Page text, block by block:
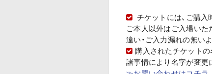
チケットには、ご購
ご本人以外はご入場いた
違い・ご入力漏れの無い
購入されたチケットの
諸事情により名字が変更